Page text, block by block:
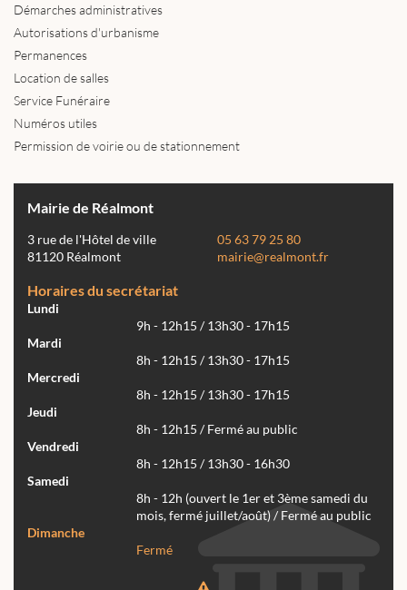
Démarches administratives
Autorisations d'urbanisme
Permanences
Location de salles
Service Funéraire
Numéros utiles
Permission de voirie ou de stationnement
Mairie de Réalmont
3 rue de l'Hôtel de ville
81120 Réalmont
05 63 79 25 80
mairie@realmont.fr
Horaires du secrétariat
Lundi
9h - 12h15 / 13h30 - 17h15
Mardi
8h - 12h15 / 13h30 - 17h15
Mercredi
8h - 12h15 / 13h30 - 17h15
Jeudi
8h - 12h15 / Fermé au public
Vendredi
8h - 12h15 / 13h30 - 16h30
Samedi
8h - 12h (ouvert le 1er et 3ème samedi du
mois, fermé juillet/août) / Fermé au public
Dimanche
Fermé